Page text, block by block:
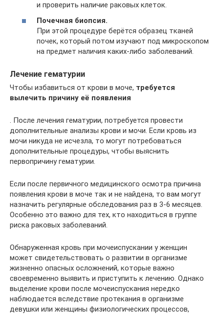
и проверить наличие раковых клеток.
Почечная биопсия.
При этой процедуре берётся образец тканей
почек, который потом изучают под микроскопом
на предмет наличия каких-либо заболеваний.
Лечение гематурии
Чтобы избавиться от крови в моче, требуется
вылечить причину её появления
. После лечения гематурии, потребуется провести
дополнительные анализы крови и мочи. Если кровь из
мочи никуда не исчезла, то могут потребоваться
дополнительные процедуры, чтобы выяснить
первопричину гематурии.
Если после первичного медицинского осмотра причина
появления крови в моче так и не найдена, то вам могут
назначить регулярные обследования раз в 3-6 месяцев.
Особенно это важно для тех, кто находиться в группе
риска раковых заболеваний.
Обнаруженная кровь при мочеиспускании у женщин
может свидетельствовать о развитии в организме
жизненно опасных осложнений, которые важно
своевременно выявить и приступить к лечению. Однако
выделение крови после мочеиспускания нередко
наблюдается вследствие протекания в организме
девушки или женщины физиологических процессов,